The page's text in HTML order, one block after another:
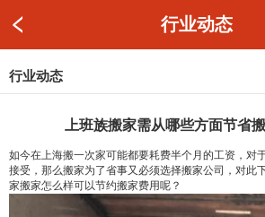
行业动态
行业动态
上班族搬家需从哪些方面节省
如今在上海搬一次家可能都要耗费半个月的工资，对
接受，那么搬家为了省事又必须选择搬家公司，对此
家搬家怎么样可以节约搬家费用呢？